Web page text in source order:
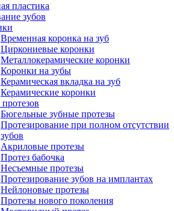
пластика
зубов
Временная коронка на зуб
Циркониевые коронки
Металлокерамические коронки
Коронки на зубы
Керамическая вкладка на зуб
Керамические коронки
Бюгельные зубные протезы
Протезирование при полном отсутствии
зубов
Акриловые протезы
Протез бабочка
Несъемные протезы
Протезирование зубов на имплантах
Нейлоновые протезы
Протезы нового поколения